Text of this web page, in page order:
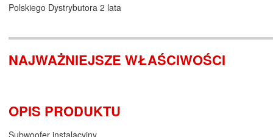
Polskiego Dystrybutora 2 lata
NAJWAŻNIEJSZE WŁAŚCIWOŚCI
OPIS PRODUKTU
Subwoofer instalacyjny